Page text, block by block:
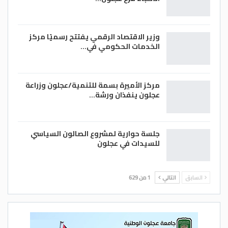
المواسم الماضية شهدت تأخرا في بدء الموسم
الزراعي في وادي الأردن وانتهائه
حابس العدوان/ الغد
وزير الاقتصاد الرقمي يفتتح رسميًا مركز
الخدمات الحكومي في…
مركز الأميرة بسمة للتنمية/عجلون وزراعة
عجلون ينفذان ورشة…
جلسة حوارية لمشروع الصالون السياسي
للسيدات في عجلون
السابق التالي 1 من 629